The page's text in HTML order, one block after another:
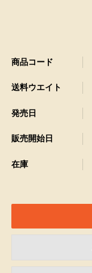
商品コード
送料ウエイト
発売日
販売開始日
在庫